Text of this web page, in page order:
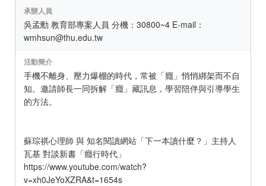
承辦人員
吳孟勳 教育部專案人員 分機：30800~4 E-mail：
wmhsun@thu.edu.tw
活動簡介
手機不離身、壓力爆棚的時代，常被「癮」悄悄綁架而不自
知。邀請師長一同拆解「癮」藏訊息，學習陪伴與引導學生
的方法。
蘇琮祺心理師 與 知名閱讀網站「下一本讀什麼？」主持人
瓦基 對談新書「癮行時代」
https://www.youtube.com/watch?
v=xh0JeYoXZRA&t=1654s